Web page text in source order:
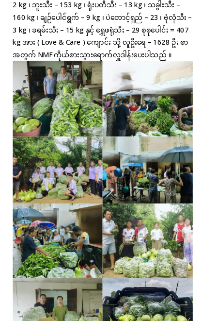
2 kg ၊ ဘူးသီး – 153 kg ၊ ရုံးပတီသီး – 13 kg ၊ သခွါးသီး –
160 kg ၊ ချဉ်ပေါင်ရွက် – 9 kg ၊ ပဲတောင့်ရှည် – 23 ၊ ဗုံလုံသီး –
3 kg ၊ ခရမ်းသီး – 15 kg နှင့် ရွှေဖရုံသီး – 29 စုစုပေါင်း = 407
kg အား ( Love & Care ) ကျောင်း သို့ လူဦးရေ – 1628 ဦး စာ
အတွက် NMF ကိုယ်စားသွားရောက်လှူဒါန်းပေးပါသည် ။